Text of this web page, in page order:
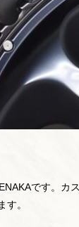
です。カ
す。